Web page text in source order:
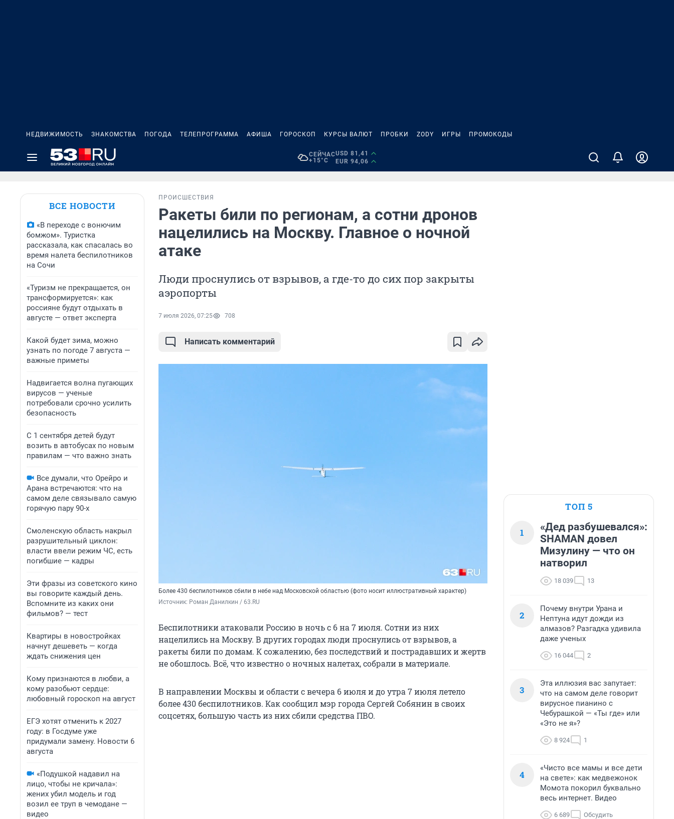
НЕДВИЖИМОСТЬ ЗНАКОМСТВА ПОГОДА ТЕЛЕПРОГРАММА АФИША ГОРОСКОП КУРСЫ ВАЛЮТ ПРОБКИ ZODY ИГРЫ ПРОМОКОДЫ
СЕЙЧАС
+15°C
USD 81,41
EUR 94,06
ВСЕ НОВОСТИ
«В переходе с вонючим
бомжом». Туристка
рассказала, как спасалась во
время налета беспилотников
на Сочи
«Туризм не прекращается, он
трансформируется»: как
россияне будут отдыхать в
августе — ответ эксперта
Какой будет зима, можно
узнать по погоде 7 августа —
важные приметы
Надвигается волна пугающих
вирусов — ученые
потребовали срочно усилить
безопасность
С 1 сентября детей будут
возить в автобусах по новым
правилам — что важно знать
Все думали, что Орейро и
Арана встречаются: что на
самом деле связывало самую
горячую пару 90-х
Смоленскую область накрыл
разрушительный циклон:
власти ввели режим ЧС, есть
погибшие — кадры
Эти фразы из советского кино
вы говорите каждый день.
Вспомните из каких они
фильмов? — тест
Квартиры в новостройках
начнут дешеветь — когда
ждать снижения цен
Кому признаются в любви, а
кому разобьют сердце:
любовный гороскоп на август
ЕГЭ хотят отменить к 2027
году: в Госдуме уже
придумали замену. Новости 6
августа
«Подушкой надавил на
лицо, чтобы не кричала»:
жених убил модель и год
возил ее труп в чемодане —
видео
ПРОИСШЕСТВИЯ
Ракеты били по регионам, а сотни дронов
нацелились на Москву. Главное о ночной
атаке
Люди проснулись от взрывов, а где-то до сих пор закрыты
аэропорты
7 июля 2026, 07:25 708
Написать комментарий
Более 430 беспилотников сбили в небе над Московской областью (фото носит иллюстративный характер)
Источник: Роман Данилкин / 63.RU
Беспилотники атаковали Россию в ночь с 6 на 7 июля. Сотни из них
нацелились на Москву. В других городах люди проснулись от взрывов, а
ракеты били по домам. К сожалению, без последствий и пострадавших и жертв
не обошлось. Всё, что известно о ночных налетах, собрали в материале.
В направлении Москвы и области с вечера 6 июля и до утра 7 июля летело
более 430 беспилотников. Как сообщил мэр города Сергей Собянин в своих
соцсетях, большую часть из них сбили средства ПВО.
ТОП 5
1
«Дед разбушевался»:
SHAMAN довел
Мизулину — что он
натворил
18 039 13
2
Почему внутри Урана и
Нептуна идут дожди из
алмазов? Разгадка удивила
даже ученых
16 044 2
3
Эта иллюзия вас запутает:
что на самом деле говорит
вирусное пианино с
Чебурашкой — «Ты где» или
«Это не я»?
8 924 1
4
«Чисто все мамы и все дети
на свете»: как медвежонок
Момота покорил буквально
весь интернет. Видео
6 689 Обсудить